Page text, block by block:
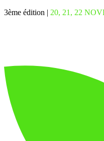
3ème édition | 20, 21, 22